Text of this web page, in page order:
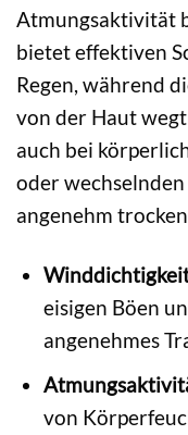
Atmungsaktivität
bietet effektiven
Regen, während
von der Haut
auch bei
oder
angenehm
eisigen Böen
angenehmes
von